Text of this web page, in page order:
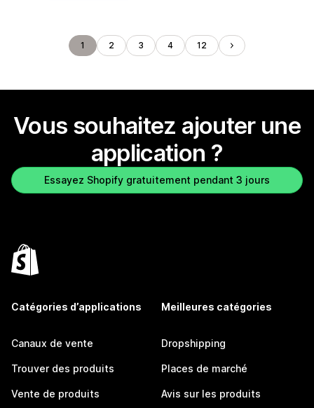
1 2 3 4 12
Vous souhaitez ajouter une
application ?
Essayez Shopify gratuitement pendant 3 jours
Catégories d’applications
Canaux de vente
Trouver des produits
Vente de produits
Meilleures catégories
Dropshipping
Places de marché
Avis sur les produits